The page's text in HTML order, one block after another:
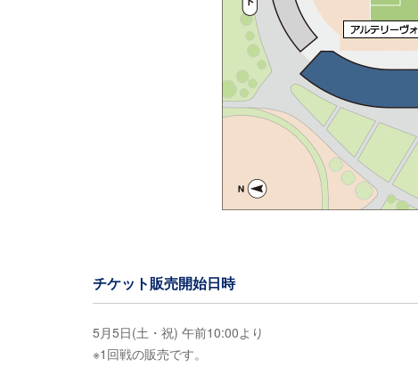
チケット販売開始日時
5月5日(土・祝) 午前10:00より
※1回戦の販売です。